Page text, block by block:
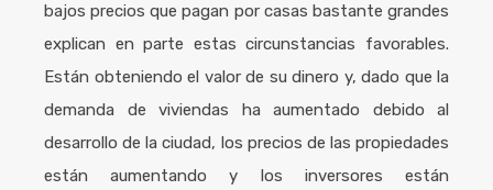
bajos precios que pagan por casas bastante grandes
explican en parte estas circunstancias favorables.
Están obteniendo el valor de su dinero y, dado que la
demanda de viviendas ha aumentado debido al
desarrollo de la ciudad, los precios de las propiedades
están aumentando y los inversores están